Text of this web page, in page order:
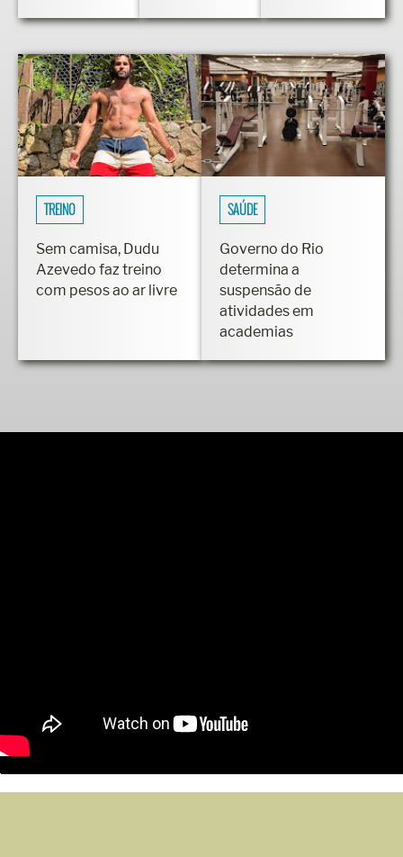
TREINO
Sem camisa, Dudu
Azevedo faz treino
com pesos ao ar livre
SAÚDE
Governo do Rio
determina a
suspensão de
atividades em
academias